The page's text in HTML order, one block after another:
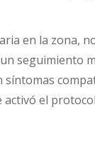
en la zona,
seguimiento
síntomas
el